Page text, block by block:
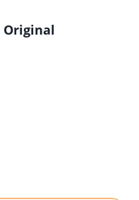
Original